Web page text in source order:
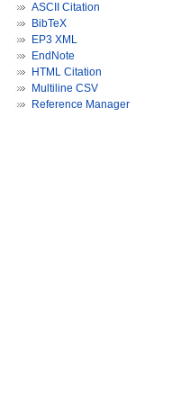
ASCII Citation
BibTeX
EP3 XML
EndNote
HTML Citation
Multiline CSV
Reference Manager